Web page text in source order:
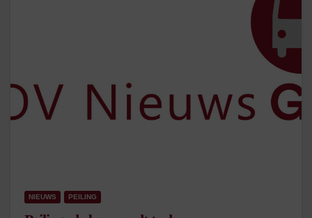
NIEUWS PEILING